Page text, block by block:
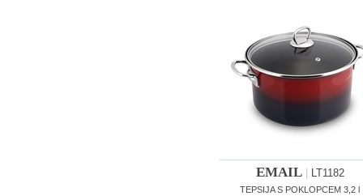
EMAIL| LT1182
TEPSIJA S POKLOPCEM 3,2 l